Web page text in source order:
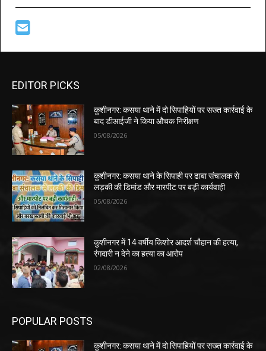
EDITOR PICKS
कुशीनगर: कसया थाने में दो सिपाहियों पर सख्त कार्रवाई के
बाद डीआईजी ने किया औचक निरीक्षण
05/08/2026
कुशीनगर: कसया थाने के सिपाही पर ढाबा संचालक से
लड़की की डिमांड और मारपीट पर बड़ी कार्यवाही
05/08/2026
कुशीनगर में 14 वर्षीय किशोर आदर्श चौहान की हत्या,
रंगदारी न देने का हत्या का आरोप
02/08/2026
POPULAR POSTS
कुशीनगर: कसया थाने में दो सिपाहियों पर सख्त कार्रवाई के